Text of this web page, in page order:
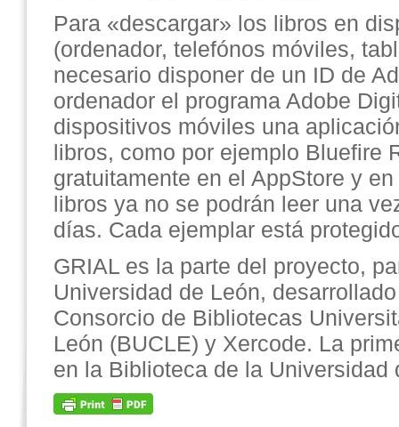
Para «descargar» los libros en
(ordenador, telefónos móviles,
necesario disponer de un ID de
ordenador el programa Adobe
dispositivos móviles una
libros, como por ejemplo Bluefire
gratuitamente en el AppStore y
libros ya no se podrán leer una
días. Cada ejemplar está
GRIAL es la parte del proyecto,
Universidad de León,
Consorcio de Bibliotecas
León (BUCLE) y Xercode. La
en la Biblioteca de la Universidad